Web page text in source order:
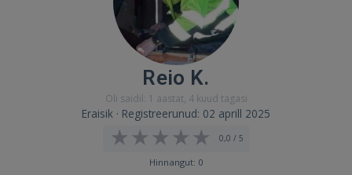
Reio K.
Oli saidil: 1 aastat, 4 kuud tagasi
Eraisik · Registreerunud: 02 aprill 2025
0,0 / 5
Hinnangut: 0